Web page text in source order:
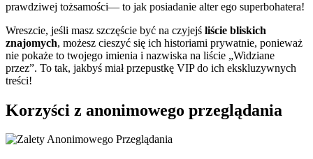
prawdziwej tożsamości— to jak posiadanie alter ego superbohatera!
Wreszcie, jeśli masz szczęście być na czyjejś liście bliskich
znajomych, możesz cieszyć się ich historiami prywatnie, ponieważ
nie pokaże to twojego imienia i nazwiska na liście „Widziane
przez”. To tak, jakbyś miał przepustkę VIP do ich ekskluzywnych
treści!
Korzyści z anonimowego przeglądania